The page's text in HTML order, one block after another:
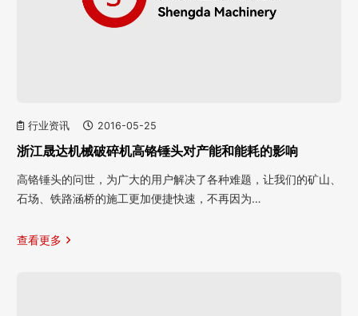
行业资讯 2016-05-25
浙江晟达机械破碎机高铬锤头对产能和能耗的影响
高铬锤头的问世，为广大的用户解决了各种难题，让我们的矿山、
石场、铁路涵桥的施工更加便捷快速，不再因为…
查看更多